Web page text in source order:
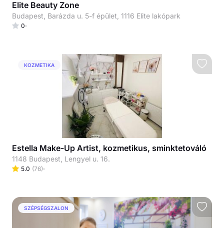
Elite Beauty Zone
Budapest, Barázda u. 5-f épület, 1116 Elite lakópark
0
KOZMETIKA
Estella Make-Up Artist, kozmetikus, sminktetováló
1148 Budapest, Lengyel u. 16.
5.0 (76)
SZÉPSÉGSZALON